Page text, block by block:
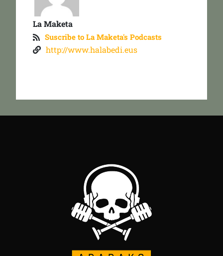
La Maketa
Suscribe to La Maketa's Podcasts
http://www.halabedi.eus